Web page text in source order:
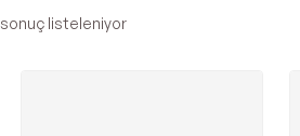
sonuç listeleniyor